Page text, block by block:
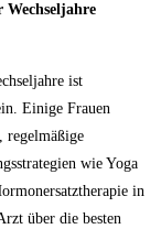
ist
Einige Frauen
regelmäßige
wie Yoga
in
über die besten